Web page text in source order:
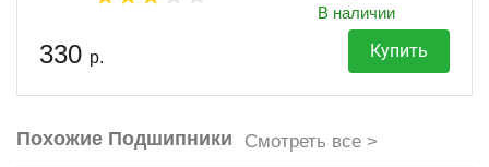
В наличии
330 р. Купить
Похожие Подшипники Смотреть все >